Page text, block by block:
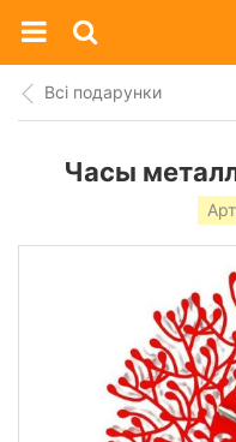
Всі подарунки
Часы